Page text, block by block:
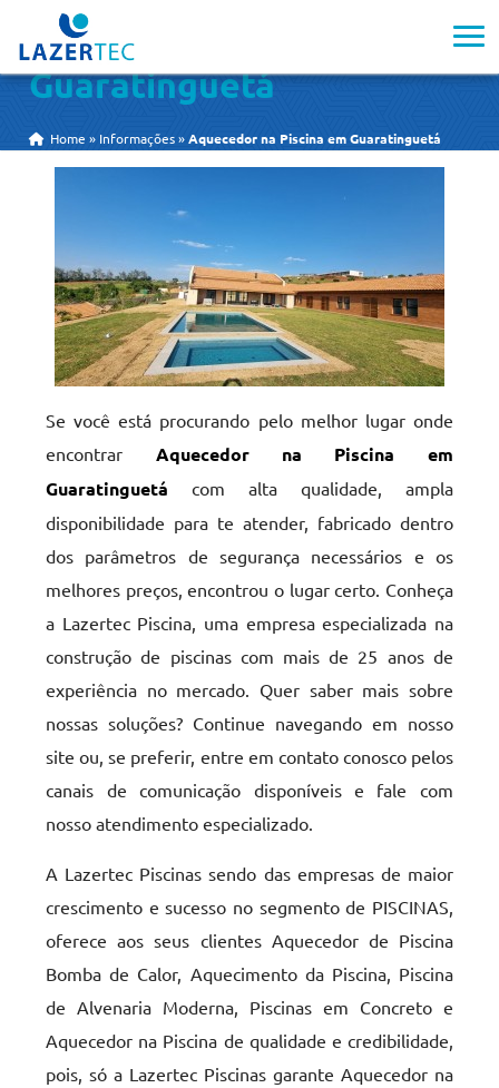
Aquecedor na Piscina em
Guaratinguetá
Home » Informações »Aquecedor na Piscina em Guaratinguetá
Se você está procurando pelo melhor lugar onde
encontrar Aquecedor na Piscina em
Guaratinguetá com alta qualidade, ampla
disponibilidade para te atender, fabricado dentro
dos parâmetros de segurança necessários e os
melhores preços, encontrou o lugar certo. Conheça
a Lazertec Piscina, uma empresa especializada na
construção de piscinas com mais de 25 anos de
experiência no mercado. Quer saber mais sobre
nossas soluções? Continue navegando em nosso
site ou, se preferir, entre em contato conosco pelos
canais de comunicação disponíveis e fale com
nosso atendimento especializado.
A Lazertec Piscinas sendo das empresas de maior
crescimento e sucesso no segmento de PISCINAS,
oferece aos seus clientes Aquecedor de Piscina
Bomba de Calor, Aquecimento da Piscina, Piscina
de Alvenaria Moderna, Piscinas em Concreto e
Aquecedor na Piscina de qualidade e credibilidade,
pois, só a Lazertec Piscinas garante Aquecedor na